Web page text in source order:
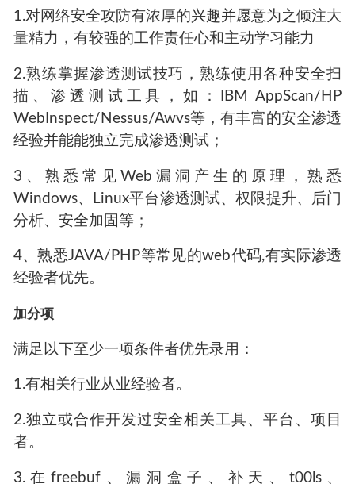
1.对网络安全攻防有浓厚的兴趣并愿意为之倾注大
量精力，有较强的工作责任心和主动学习能力
2.熟练掌握渗透测试技巧，熟练使用各种安全扫
描、渗透测试工具，如：IBM AppScan/HP
WebInspect/Nessus/Awvs等，有丰富的安全渗透
经验并能能独立完成渗透测试；
3、熟悉常见Web漏洞产生的原理，熟悉
Windows、Linux平台渗透测试、权限提升、后门
分析、安全加固等；
4、熟悉JAVA/PHP等常见的web代码,有实际渗透
经验者优先。
加分项
满足以下至少一项条件者优先录用：
1.有相关行业从业经验者。
2.独立或合作开发过安全相关工具、平台、项目
者。
3.在freebuf、漏洞盒子、补天、t00ls、